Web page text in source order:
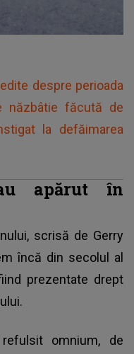
despre perioada
năzbâtie făcută de
la defăimarea
apărut în
scrisă de Gerry
încă din secolul al
prezentate drept
omnium, de